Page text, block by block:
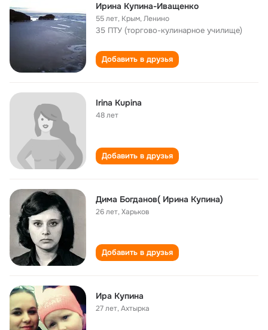
Ирина Купина-Иващенко
55 лет, Крым, Ленино
35 ПТУ (торгово-кулинарное училище)
Добавить в друзья
Irina Kupina
48 лет
Добавить в друзья
Дима Богданов( Ирина Купина)
26 лет,Харьков
Добавить в друзья
Ира Купина
27 лет,Ахтырка